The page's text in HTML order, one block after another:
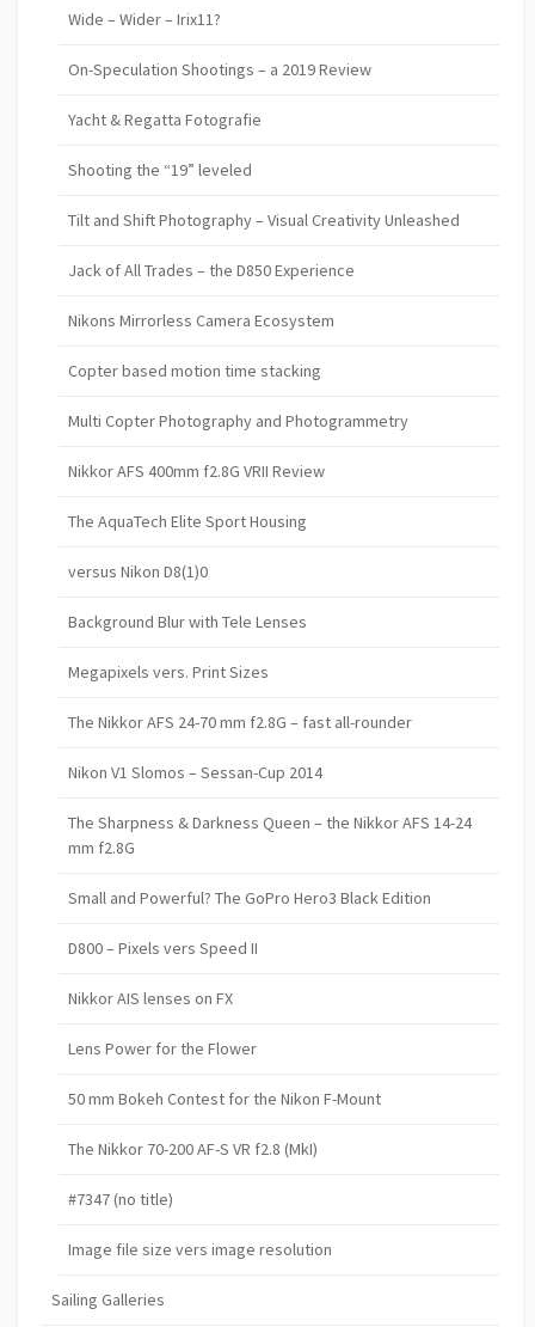
Wide – Wider – Irix11?
On-Speculation Shootings – a 2019 Review
Yacht & Regatta Fotografie
Shooting the “19” leveled
Tilt and Shift Photography – Visual Creativity Unleashed
Jack of All Trades – the D850 Experience
Nikons Mirrorless Camera Ecosystem
Copter based motion time stacking
Multi Copter Photography and Photogrammetry
Nikkor AFS 400mm f2.8G VRII Review
The AquaTech Elite Sport Housing
versus Nikon D8(1)0
Background Blur with Tele Lenses
Megapixels vers. Print Sizes
The Nikkor AFS 24-70 mm f2.8G – fast all-rounder
Nikon V1 Slomos – Sessan-Cup 2014
The Sharpness & Darkness Queen – the Nikkor AFS 14-24
mm f2.8G
Small and Powerful? The GoPro Hero3 Black Edition
D800 – Pixels vers Speed II
Nikkor AIS lenses on FX
Lens Power for the Flower
50 mm Bokeh Contest for the Nikon F-Mount
The Nikkor 70-200 AF-S VR f2.8 (MkI)
#7347 (no title)
Image file size vers image resolution
Sailing Galleries